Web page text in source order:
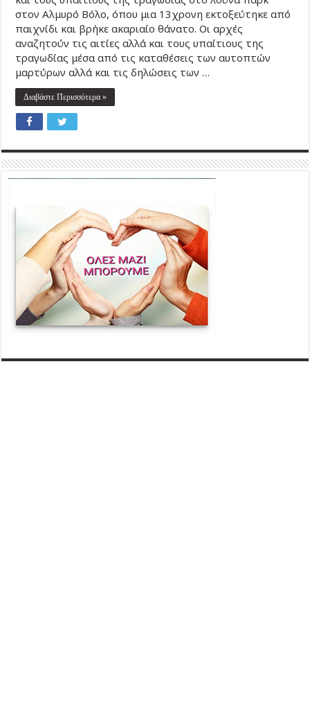
στον Αλμυρό Βόλο, όπου μια 13χρονη εκτοξεύτηκε από
παιχνίδι και βρήκε ακαριαίο θάνατο. Οι αρχές
αναζητούν τις αιτίες αλλά και τους υπαίτιους της
τραγωδίας μέσα από τις καταθέσεις των αυτοπτών
μαρτύρων αλλά και τις δηλώσεις των …
Διαβάστε Περισσότερα »